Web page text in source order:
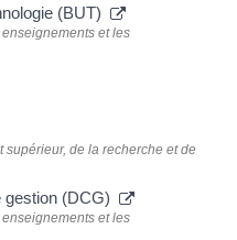
(BUT)
et les
de la recherche et de
gestion (DCG)
et les